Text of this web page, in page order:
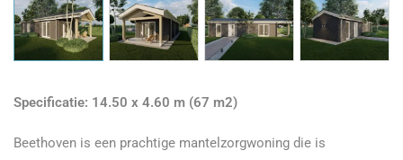
Specificatie: 14.50 x 4.60 m (67 m2)
Beethoven is een prachtige mantelzorgwoning die is